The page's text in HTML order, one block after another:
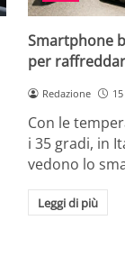
Smartphone
per
Redazione
Con le
i 35 gradi, in
vedono lo
Leggi di più